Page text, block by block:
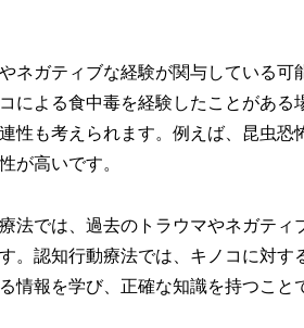
ネガティブな経験が関与している可
による食中毒を経験したことがある
性も考えられます。例えば、昆虫恐
が高いです。
法では、過去のトラウマやネガティ
。認知行動療法では、キノコに対す
情報を学び、正確な知識を持つこと